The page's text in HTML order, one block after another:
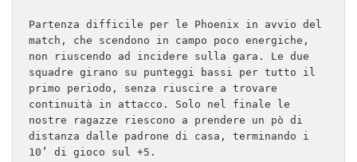
Partenza difficile per le Phoenix in avvio del
match, che scendono in campo poco energiche,
non riuscendo ad incidere sulla gara. Le due
squadre girano su punteggi bassi per tutto il
primo periodo, senza riuscire a trovare
continuità in attacco. Solo nel finale le
nostre ragazze riescono a prendere un pò di
distanza dalle padrone di casa, terminando i
10’ di gioco sul +5.